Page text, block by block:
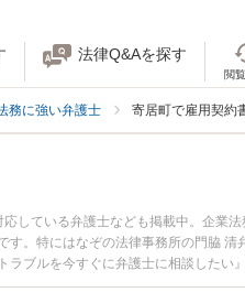
法律Q&Aを探す
閲
務に強い弁護士 寄居町で雇用契約
している弁護士なども掲載中。企業
。特にはなぞの法律事務所の門脇 清
ブルを今すぐに弁護士に相談したい
談できる寄居町内の弁護士に相談予